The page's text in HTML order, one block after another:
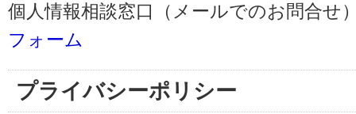
個人情報相談窓口（メールでのお問合せ
フォーム
プライバシーポリシー